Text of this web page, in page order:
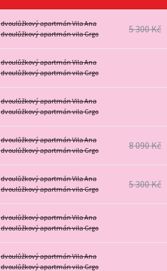
dvoulůžkový apartmán Vila Ana
dvoulůžkový apartmán vila Grgo
5 300 Kč
dvoulůžkový apartmán Vila Ana
dvoulůžkový apartmán vila Grgo
dvoulůžkový apartmán Vila Ana
dvoulůžkový apartmán vila Grgo
dvoulůžkový apartmán Vila Ana
dvoulůžkový apartmán vila Grgo
8 090 Kč
dvoulůžkový apartmán Vila Ana
dvoulůžkový apartmán vila Grgo
5 300 Kč
dvoulůžkový apartmán Vila Ana
dvoulůžkový apartmán vila Grgo
dvoulůžkový apartmán Vila Ana
dvoulůžkový apartmán vila Grgo